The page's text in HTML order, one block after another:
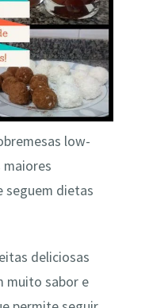
low-
maiores
seguem dietas
deliciosas
muito sabor e